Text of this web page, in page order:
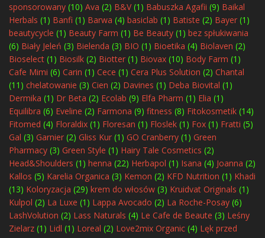
sponsorowany (10) Ava (2) B&V(1) Babuszka Agafii (9) Baikal
Herbals (1) Banfi (1) Barwa (4) basiclab (1) Batiste (2) Bayer (1)
beautycycle (1) Beauty Farm (1) Be Beauty (1) bez spłukiwania
(6) Biały Jeleń (3) Bielenda (3) BIO (1) Bioetika (4) Biolaven (2)
Bioselect (1) Biosilk (2) Biotter (1) Biovax (10) Body Farm (1)
Cafe Mimi (6) Carin (1) Cece (1) Cera Plus Solution (2) Chantal
(11) chelatowanie (3) Cien (2) Davines (1) Deba Biovital (1)
Dermika (1) Dr Beta (2) Ecolab (9) Elfa Pharm (1) Elia (1)
Equilibra (6) Eveline (2) Farmona (9) fitness (8) Fitokosmetik (14)
Fitomed (4) Floraldix (1) Floresan (1) Floslek (1) Fox (1) Fratti (5)
Gal (3) Garnier (2) Gliss Kur (1) GO Cranberry (1) Green
Pharmacy (3) Green Style (1) Hairy Tale Cosmetics (2)
Head&Shoulders (1) henna (22) Herbapol (1) Isana (4) Joanna (2)
Kallos (5) Karelia Organica (3) Kemon (2) KFD Nutrition (1) Khadi
(13) Koloryzacja (29) krem do włosów (3) Kruidvat Originals (1)
Kulpol (2) La Luxe (1) Lappa Avocado (2) La Roche-Posay (6)
LashVolution (2) Lass Naturals (4) Le Cafe de Beaute (3) Leśny
Zielarz (1) Lidl (1) Loreal (2) Love2mix Organic (4) Lęk przed